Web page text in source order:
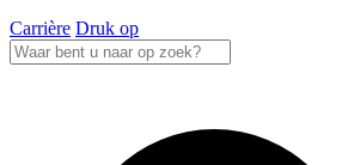
Carrière Druk op